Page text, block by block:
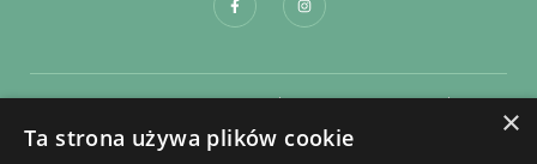
Regulamin składania zamówień na portrety
×
Ta strona używa plików cookie